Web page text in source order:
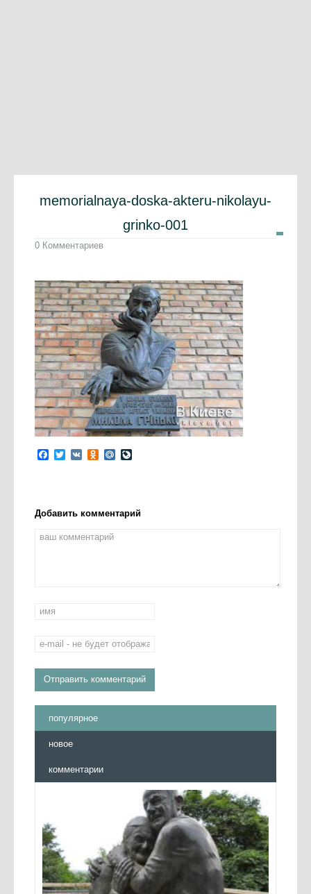
memorialnaya-doska-akteru-nikolayu-
grinko-001
0 Комментариев
Facebook
Twitter
VK Odnoklassniki
Mail.Ru
Добавить комментарий
популярное
новое
комментарии